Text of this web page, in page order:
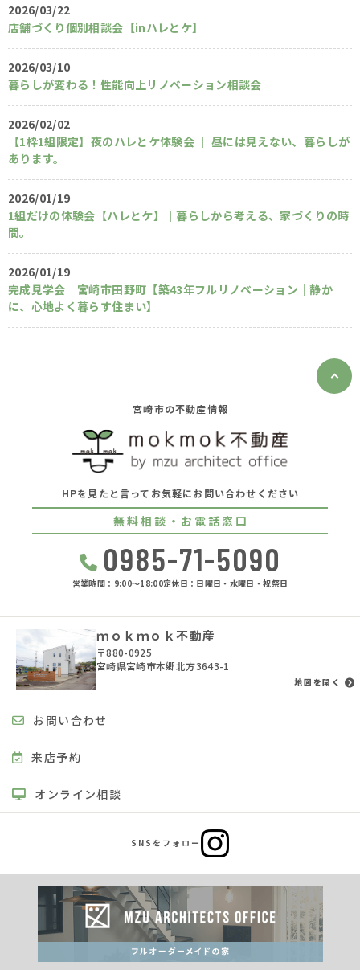
2026/03/22
店舗づくり個別相談会【inハレとケ】
2026/03/10
暮らしが変わる！性能向上リノベーション相談会
2026/02/02
【1枠1組限定】夜のハレとケ体験会 ｜ 昼には見えない、暮らしが
あります。
2026/01/19
1組だけの体験会【ハレとケ】｜暮らしから考える、家づくりの時
間。
2026/01/19
完成見学会｜宮崎市田野町【築43年フルリノベーション｜静か
に、心地よく暮らす住まい】
宮崎市の不動産情報
HPを見たと言ってお気軽にお問い合わせください
無料相談・お電話窓口
0985-71-5090
営業時間：9:00〜18:00定休日：日曜日・水曜日・祝祭日
ｍｏｋｍｏｋ不動産
〒880-0925
宮崎県宮崎市本郷北方3643-1
地図を開く
お問い合わせ
来店予約
オンライン相談
SNSをフォロー